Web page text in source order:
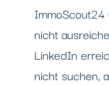
nicht
LinkedIn
nicht suchen,